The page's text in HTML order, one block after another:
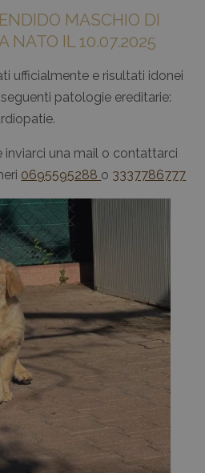
MASCHIO DI
NATO IL 10.07.2025
ufficialmente e risultati idonei
patologie ereditarie:
inviarci una mail o contattarci
0695595288 o 3337786777